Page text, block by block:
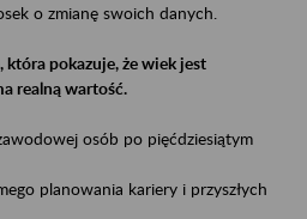
o zmianę swoich danych.
pokazuje, że wiek jest
realną wartość.
osób po pięćdziesiątym
planowania kariery i przyszłych